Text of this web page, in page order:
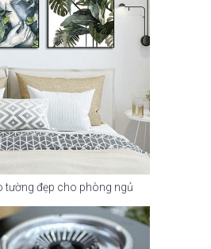
tường đẹp cho phòng ngủ